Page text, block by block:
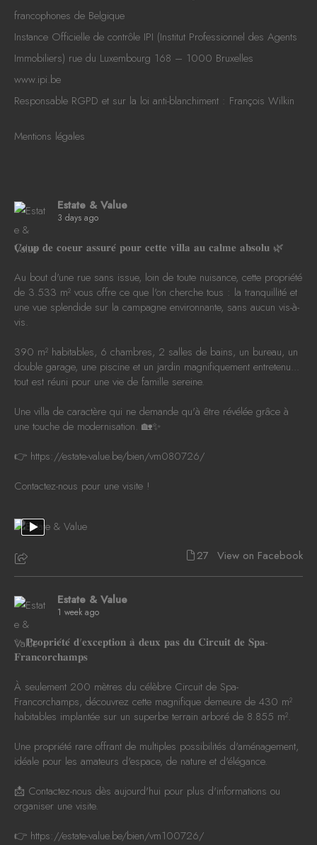
francophones de Belgique
Instance Officielle de contrôle IPI (Institut Professionnel des Agents
Immobiliers) rue du Luxembourg 168 – 1000 Bruxelles
www.ipi.be
Responsable RGPD et sur la loi anti-blanchiment : François Wilkin
Mentions légales
Estate & Value
3 days ago
𝐂𝐨𝐮𝐩 𝐝𝐞 𝐜𝐨𝐞𝐮𝐫 𝐚𝐬𝐬𝐮𝐫𝐞́ 𝐩𝐨𝐮𝐫 𝐜𝐞𝐭𝐭𝐞 𝐯𝐢𝐥𝐥𝐚 𝐚𝐮 𝐜𝐚𝐥𝐦𝐞 𝐚𝐛𝐬𝐨𝐥𝐮 🌿
Au bout d'une rue sans issue, loin de toute nuisance, cette propriété
de 3.533 m² vous offre ce que l'on cherche tous : la tranquillité et
une vue splendide sur la campagne environnante, sans aucun vis-à-
vis.
390 m² habitables, 6 chambres, 2 salles de bains, un bureau, un
double garage, une piscine et un jardin magnifiquement entretenu...
tout est réuni pour une vie de famille sereine.
Une villa de caractère qui ne demande qu'à être révélée grâce à
une touche de modernisation. 🏡✨
👉 https://estate-value.be/bien/vm080726/
Contactez-nous pour une visite !
27 View on Facebook
Estate & Value
1 week ago
✨ 𝐏𝐫𝐨𝐩𝐫𝐢𝐞́𝐭𝐞́ 𝐝'𝐞𝐱𝐜𝐞𝐩𝐭𝐢𝐨𝐧 𝐚̀ 𝐝𝐞𝐮𝐱 𝐩𝐚𝐬 𝐝𝐮 𝐂𝐢𝐫𝐜𝐮𝐢𝐭 𝐝𝐞 𝐒𝐩𝐚-
𝐅𝐫𝐚𝐧𝐜𝐨𝐫𝐜𝐡𝐚𝐦𝐩𝐬
À seulement 200 mètres du célèbre Circuit de Spa-
Francorchamps, découvrez cette magnifique demeure de 430 m²
habitables implantée sur un superbe terrain arboré de 8.855 m².
Une propriété rare offrant de multiples possibilités d'aménagement,
idéale pour les amateurs d'espace, de nature et d'élégance.
📩 Contactez-nous dès aujourd'hui pour plus d'informations ou
organiser une visite.
👉 https://estate-value.be/bien/vm100726/